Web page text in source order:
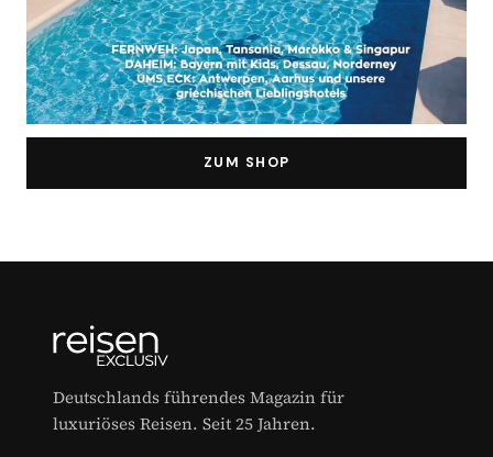
ZUM SHOP
Deutschlands führendes Magazin für
luxuriöses Reisen. Seit 25 Jahren.